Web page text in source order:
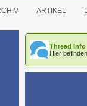
ARTIKEL
Thread Info
Hier